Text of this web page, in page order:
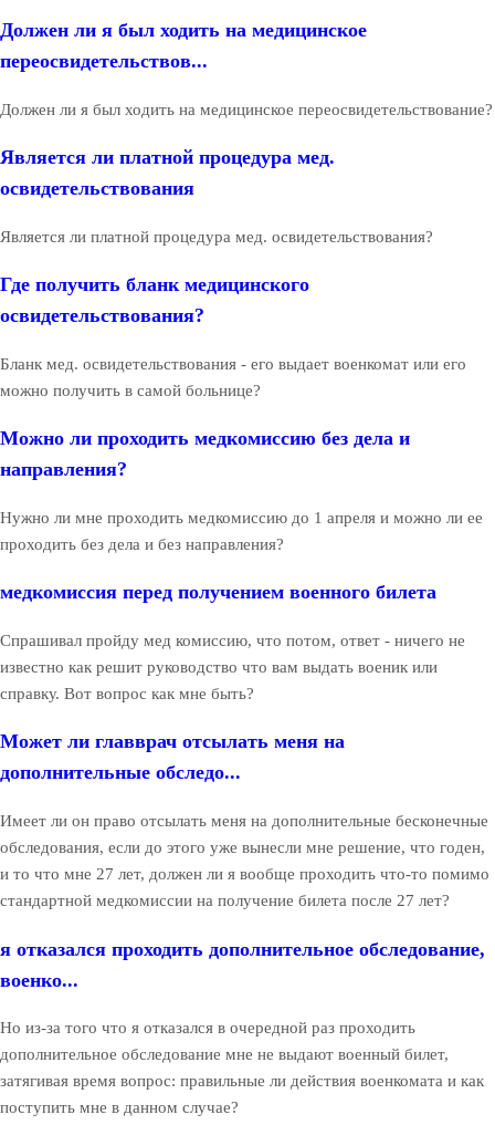
Должен ли я был ходить на медицинское
переосвидетельствов...
Должен ли я был ходить на медицинское переосвидетельствование?
Является ли платной процедура мед.
освидетельствования
Является ли платной процедура мед. освидетельствования?
Где получить бланк медицинского
освидетельствования?
Бланк мед. освидетельствования - его выдает военкомат или его
можно получить в самой больнице?
Можно ли проходить медкомиссию без дела и
направления?
Нужно ли мне проходить медкомиссию до 1 апреля и можно ли ее
проходить без дела и без направления?
медкомиссия перед получением военного билета
Спрашивал пройду мед комиссию, что потом, ответ - ничего не
известно как решит руководство что вам выдать военик или
справку. Вот вопрос как мне быть?
Может ли главврач отсылать меня на
дополнительные обследо...
Имеет ли он право отсылать меня на дополнительные бесконечные
обследования, если до этого уже вынесли мне решение, что годен,
и то что мне 27 лет, должен ли я вообще проходить что-то помимо
стандартной медкомиссии на получение билета после 27 лет?
я отказался проходить дополнительное обследование,
военко...
Но из-за того что я отказался в очередной раз проходить
дополнительное обследование мне не выдают военный билет,
затягивая время вопрос: правильные ли действия военкомата и как
поступить мне в данном случае?